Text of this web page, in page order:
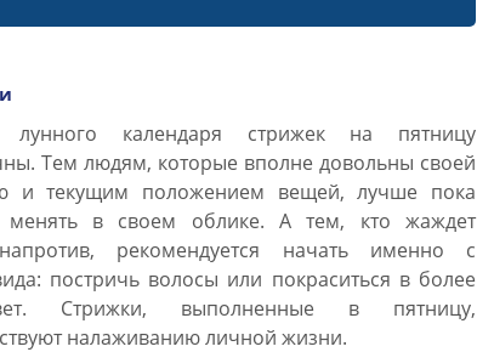
календаря стрижек на пятницу
Тем людям, которые вполне довольны своей
и текущим положением вещей, лучше пока
менять в своем облике. А тем, кто жаждет
рекомендуется начать именно с
постричь волосы или покраситься в более
Стрижки, выполненные в пятницу,
налаживанию личной жизни.